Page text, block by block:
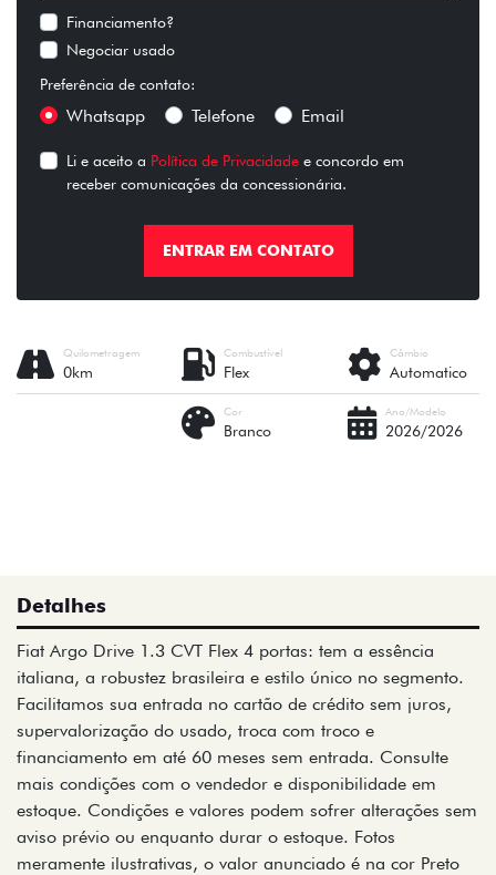
Financiamento?
Negociar usado
Preferência de contato:
Whatsapp Telefone Email
Li e aceito a Política de Privacidade e concordo em
receber comunicações da concessionária.
ENTRAR EM CONTATO
Câmbio
Automatico
Combustível
Flex
Quilometragem
0km
Ano/Modelo
2026/2026
Cor
Branco
Detalhes
Fiat Argo Drive 1.3 CVT Flex 4 portas: tem a essência
italiana, a robustez brasileira e estilo único no segmento.
Facilitamos sua entrada no cartão de crédito sem juros,
supervalorização do usado, troca com troco e
financiamento em até 60 meses sem entrada. Consulte
mais condições com o vendedor e disponibilidade em
estoque. Condições e valores podem sofrer alterações sem
aviso prévio ou enquanto durar o estoque. Fotos
meramente ilustrativas, o valor anunciado é na cor Preto